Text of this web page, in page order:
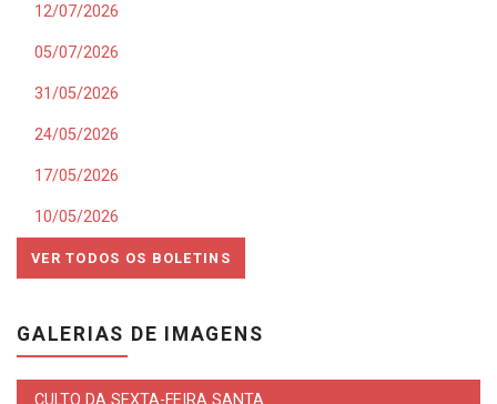
12/07/2026
05/07/2026
31/05/2026
24/05/2026
17/05/2026
10/05/2026
VER TODOS OS BOLETINS
GALERIAS DE IMAGENS